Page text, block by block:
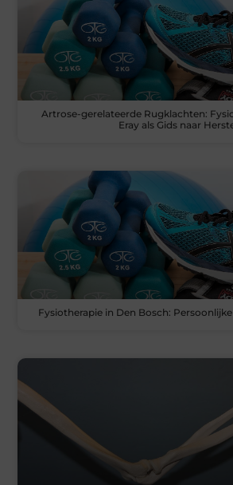
Artrose-gerelateerde Rugklachten:
Eray als Gids naar
Fysiotherapie in Den Bosch: